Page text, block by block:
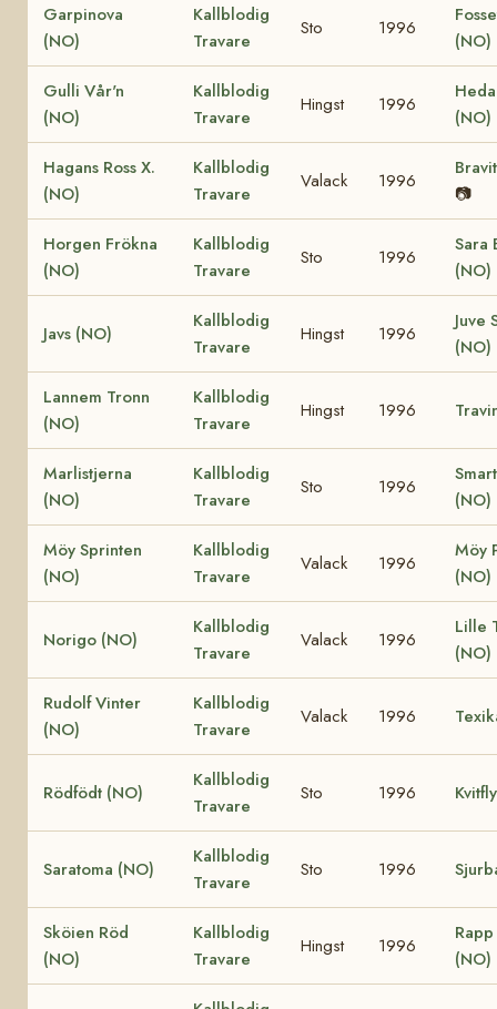
Garpinova
(NO)
Kallblodig
Travare
Sto 1996
(NO)
Gulli Vår'n
(NO)
Kallblodig
Travare
Hingst 1996
(NO)
Hagans Ross X.
(NO)
Kallblodig
Travare
Valack 1996
📷
Horgen Frökna
(NO)
Kallblodig
Travare
Sto 1996
Sara
(NO)
Javs (NO)
Kallblodig
Travare
Hingst 1996
Juve
(NO)
Lannem Tronn
(NO)
Kallblodig
Travare
Hingst 1996
Marlistjerna
(NO)
Kallblodig
Travare
Sto 1996
(NO)
Möy Sprinten
(NO)
Kallblodig
Travare
Valack 1996
Möy
(NO)
Norigo (NO)
Kallblodig
Travare
Valack 1996
Lille
(NO)
Rudolf Vinter
(NO)
Kallblodig
Travare
Valack 1996
Rödfödt (NO)
Kallblodig
Travare
Sto 1996
Saratoma (NO)
Kallblodig
Travare
Sto 1996
Sköien Röd
(NO)
Kallblodig
Travare
Hingst 1996
(NO)